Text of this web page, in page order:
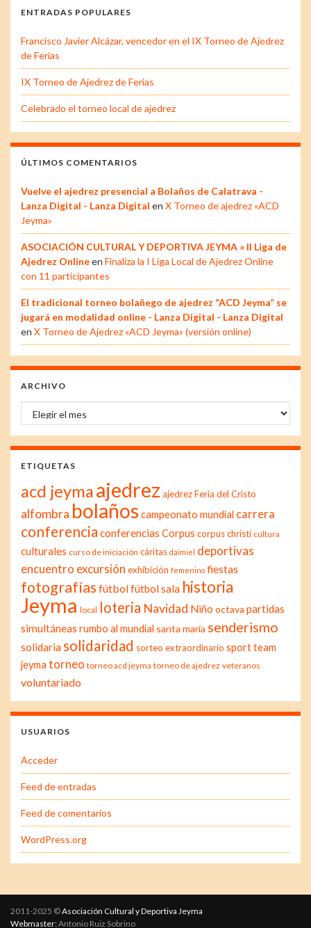
ENTRADAS POPULARES
Francisco Javier Alcázar, vencedor en el IX Torneo de Ajedrez
de Ferias
IX Torneo de Ajedrez de Ferias
Celebrado el torneo local de ajedrez
ÚLTIMOS COMENTARIOS
Vuelve el ajedrez presencial a Bolaños de Calatrava -
Lanza Digital - Lanza Digital en X Torneo de ajedrez «ACD
Jeyma»
ASOCIACIÓN CULTURAL Y DEPORTIVA JEYMA » II Liga de
Ajedrez Onlineen Finaliza la I Liga Local de Ajedrez Online
con 11 participantes
El tradicional torneo bolañego de ajedrez “ACD Jeyma” se
jugará en modalidad online - Lanza Digital - Lanza Digital
en X Torneo de Ajedrez «ACD Jeyma» (versión online)
ARCHIVO
Archivo
ETIQUETAS
acd jeymaajedrez ajedrez Feria del Cristo
alfombra bolaños campeonato mundial carrera
conferencia conferencias Corpus corpus christi cultura
culturales curso de iniciación cáritas daimiel deportivas
encuentro excursión exhibición femenino fiestas
fotografías fútbolfútbol sala historia
Jeyma local loteria Navidad Niño octava partidas
simultáneas rumbo al mundial santa maría senderismo
solidaria solidaridad sorteo extraordinario sport team
jeyma torneo torneo acd jeyma torneo de ajedrez veteranos
voluntariado
USUARIOS
Acceder
Feed de entradas
Feed de comentarios
WordPress.org
2011-2025 ©Asociación Cultural y Deportiva Jeyma
Webmaster:Antonio Ruiz Sobrino